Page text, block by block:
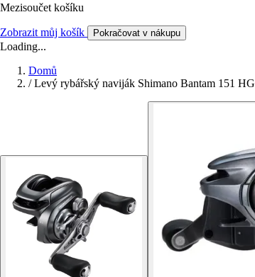
Mezisoučet košíku
Zobrazit můj košík Pokračovat v nákupu
Loading...
Domů
/ Levý rybářský naviják Shimano Bantam 151 HG